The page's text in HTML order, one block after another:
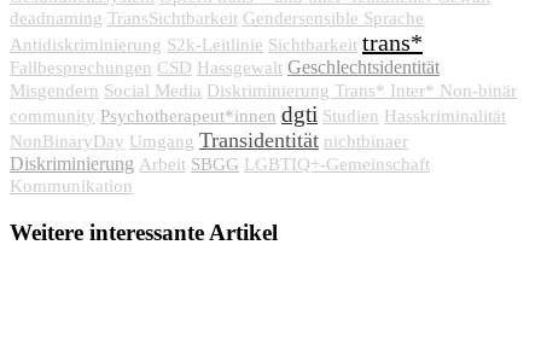
deadnaming TransSichtbarkeit Gendersensible Sprache
Antidiskriminierung S2k-Leitlinie Sichtbarkeit trans*
Fallbesprechungen CSD Hassgewalt Geschlechtsidentität
Misgendern Social Media Diskriminierung Trans* Inter* Non-binär
community Psychotherapeut*innen dgti Studien Hasskriminalität
NonBinaryDay Umgang Transidentität nichtbinaer
Diskriminierung Arbeit SBGG LGBTIQ+-Gemeinschaft
Kommunikation
Weitere interessante Artikel